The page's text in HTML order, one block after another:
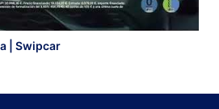
| Swipcar